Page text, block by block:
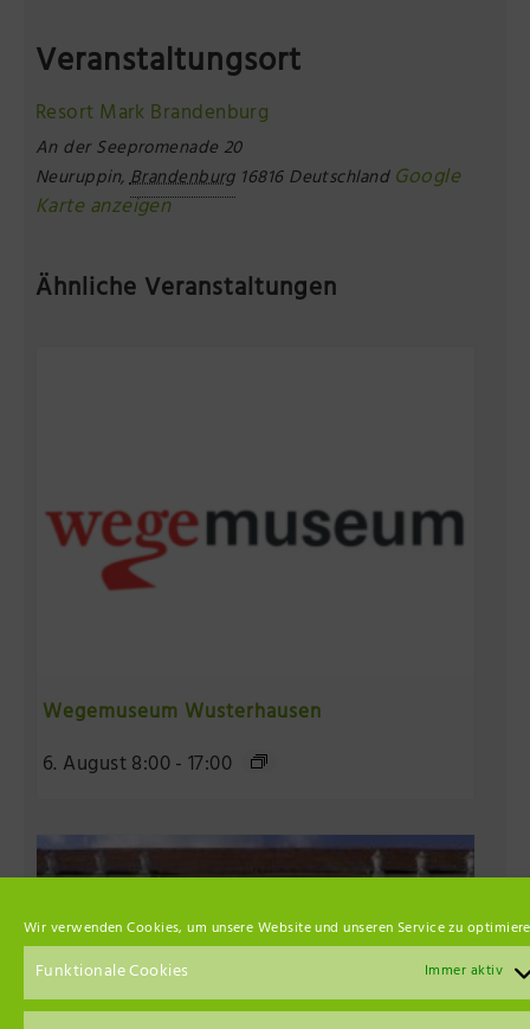
Wir verwenden Cookies, um unsere Website und unseren Service zu
Funktionale Cookies Immer aktiv
Veranstaltungsort
Resort Mark Brandenburg
An der Seepromenade 20
Neuruppin,Brandenburg 16816Deutschland Google
Karte anzeigen
Ähnliche Veranstaltungen
Wegemuseum Wusterhausen
6. August 8:00-17:00